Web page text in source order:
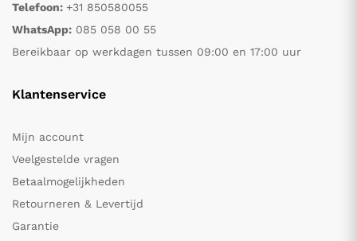
Telefoon: +31 850580055
WhatsApp: 085 058 00 55
Bereikbaar op werkdagen tussen 09:00 en 17:00 uur
Klantenservice
Mijn account
Veelgestelde vragen
Betaalmogelijkheden
Retourneren & Levertijd
Garantie